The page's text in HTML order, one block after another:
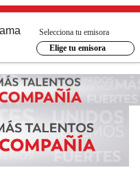
Selecciona tu emisora
Elige tu emisora